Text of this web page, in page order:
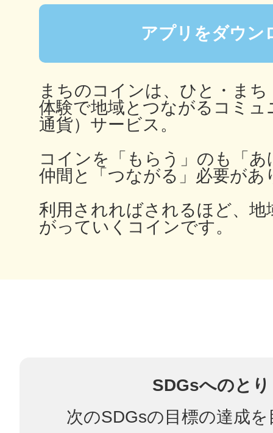
アプリをダウン
まちのコインは、ひと・ま
体験で地域とつながるコミュ
通貨）サービス。
コインを「もらう」のも「
仲間と「つながる」必要があ
利用されればされるほど、地
がっていくコインです。
SDGsへのと
次のSDGsの目標の達成
高知市
シモキ
多度津
八尾